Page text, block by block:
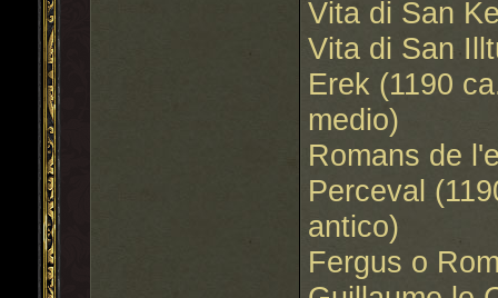
Vita di San
Vita di San
Erek (1190
medio)
Romans de
Perceval
antico)
Fergus o